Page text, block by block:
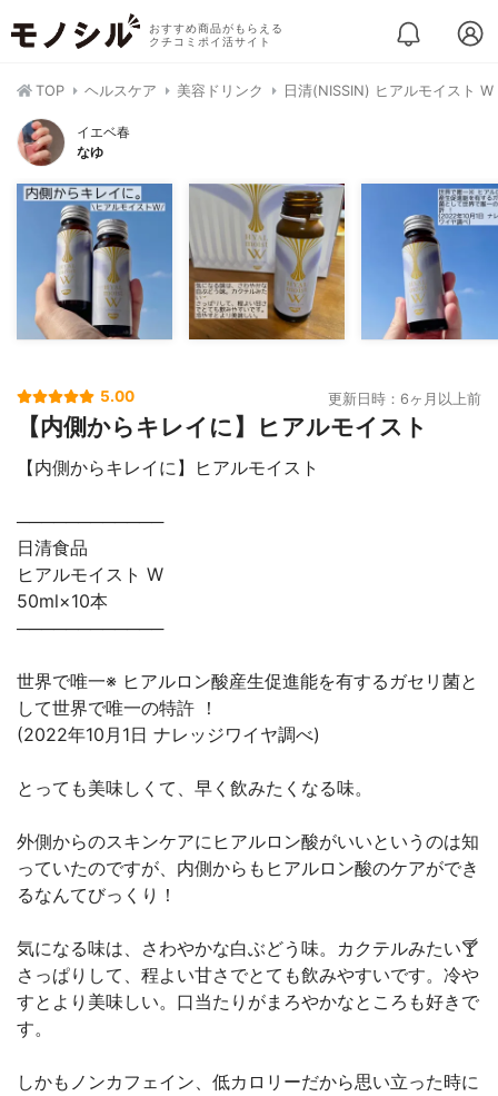
おすすめ商品がもらえる
クチコミポイ活サイト
TOP ヘルスケア 美容ドリンク 日清(NISSIN) ヒアルモイスト W
イエベ春
なゆ
5.00 更新日時：6ヶ月以上前
【内側からキレイに】ヒアルモイスト
【内側からキレイに】ヒアルモイスト
────────────
日清食品
ヒアルモイスト W
50ml×10本
────────────
世界で唯一※ ヒアルロン酸産生促進能を有するガセリ菌と
して世界で唯一の特許 ！
(2022年10月1日 ナレッジワイヤ調べ)
とっても美味しくて、早く飲みたくなる味。
外側からのスキンケアにヒアルロン酸がいいというのは知
っていたのですが、内側からもヒアルロン酸のケアができ
るなんてびっくり！
気になる味は、さわやかな白ぶどう味。カクテルみたい🍸
さっぱりして、程よい甘さでとても飲みやすいです。冷や
すとより美味しい。口当たりがまろやかなところも好きで
す。
しかもノンカフェイン、低カロリーだから思い立った時に